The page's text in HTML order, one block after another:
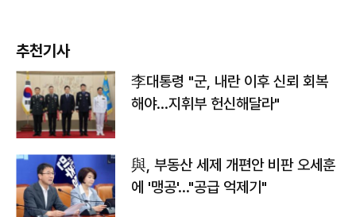
추천기사
李대통령 "군, 내란 이후 신뢰 회복
해야…지휘부 헌신해달라"
與, 부동산 세제 개편안 비판 오세훈
에 '맹공'…"공급 억제기"